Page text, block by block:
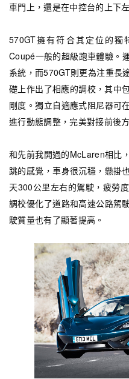
車門上，還是在中控台的上下
570GT擁有符合其定位的獨
Coupé一般的超級跑車體驗。
系統，而570GT則更為注重長
礎上作出了相應的調校，其中
剛度。獨立自適應式阻尼器可
進行動態調整，完美對接前後
和先前我開過的McLaren相比
跳的感覺，車身很沉穩，懸掛
天300公里左右的駕駛，疲勞
調校優化了道路和高速公路駕
駛質量也有了顯著提高。